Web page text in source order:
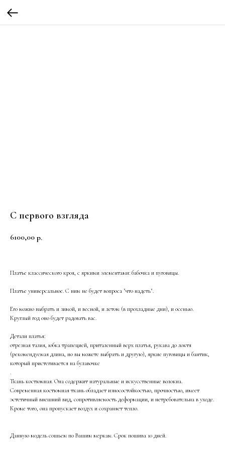
С первого взгляда
6100,00 р.
Платье классического кроя, с яркими элементами: бабочка и пуговицы.
Платье универсальное. С ним не будет вопроса "что надеть".
Его можно выбрать и зимой, и весной, и летом (в прохладные дни), и осенью.
Круглый год оно будет радовать вас.
Детали платья:
отрезная талия, юбка трапецией, приталенный верх платья, рукава до локтя
(рекомендуемая длина, но вы можете выбрать и другую), яркие пуговицы и бантик,
который пристегивается на булавочке
.
Ткань костюмная. Она содержит натуральные и искусственные волокна.
Современная костюмная ткань обладает износостойкостью, прочностью, имеет
эстетичный внешний вид, сопротивляемость деформации, и нетребовательна в уходе.
Кроме того, она пропускает воздух и сохраняет тепло.
Данную модель сошьем по Вашим меркам. Срок пошива 10 дней.